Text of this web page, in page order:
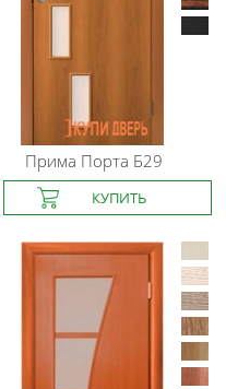
Прима Порта Б29